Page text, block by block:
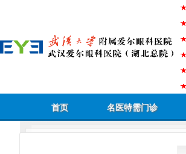
首页 名医特需门诊